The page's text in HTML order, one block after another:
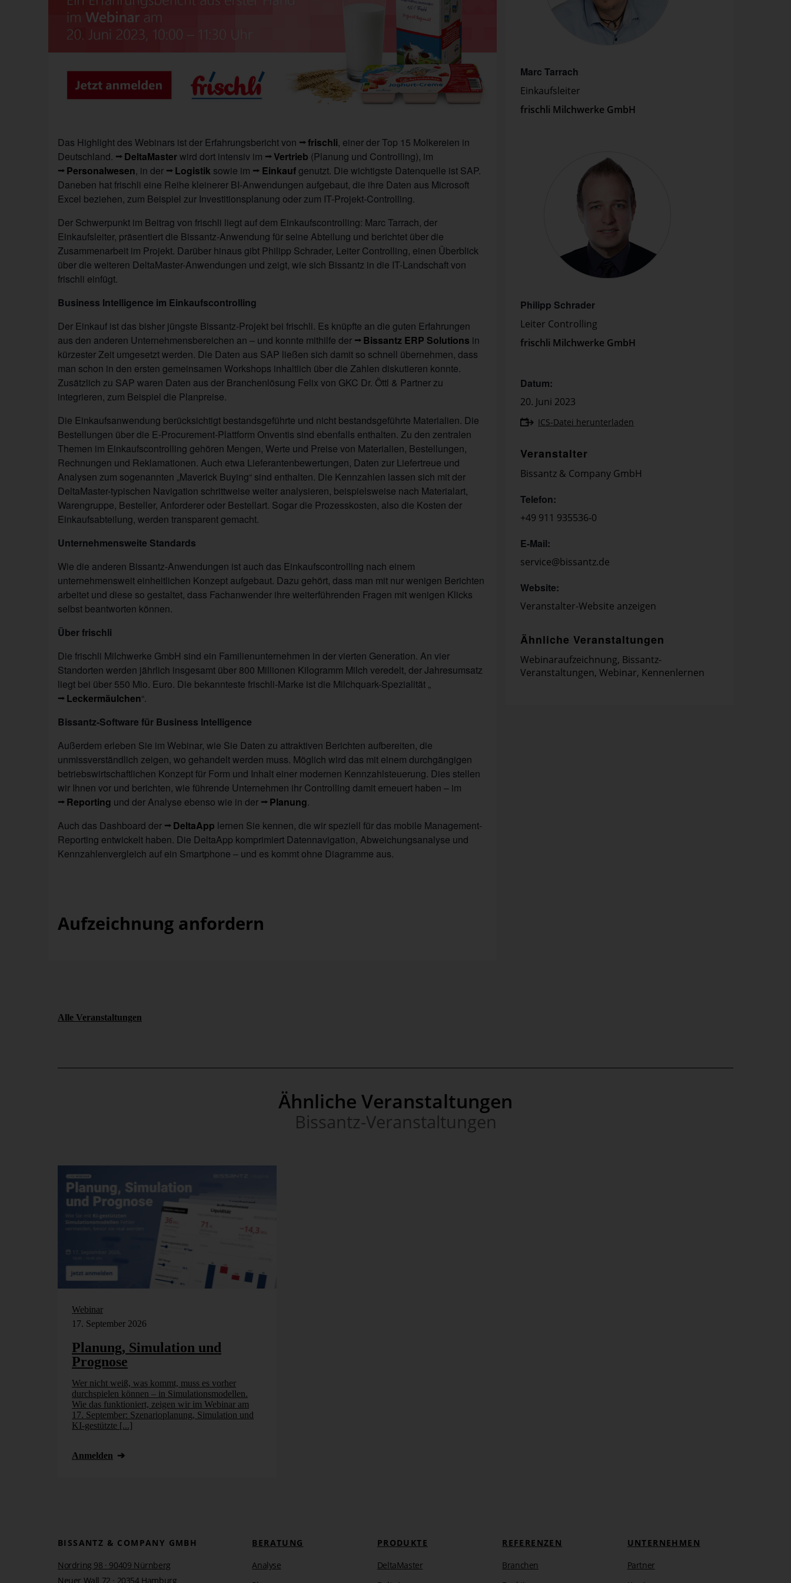
Das Highlight des Webinars ist der Erfahrungsbericht von frischli, einer der Top 15 Molkereien in
Deutschland.
DeltaMasterwird dort intensiv im Vertrieb (Planung und Controlling), im
Personalwesen, in der Logistik sowie im Einkaufgenutzt. Die wichtigste Datenquelle ist SAP.
Daneben hat frischli eine Reihe kleinerer BI-Anwendungen aufgebaut, die ihre Daten aus Microsoft
Excel beziehen, zum Beispiel zur Investitionsplanung oder zum IT-Projekt-Controlling.
Der Schwerpunkt im Beitrag von frischli liegt auf dem Einkaufscontrolling: Marc Tarrach, der
Einkaufsleiter, präsentiert die Bissantz-Anwendung für seine Abteilung und berichtet über die
Zusammenarbeit im Projekt. Darüber hinaus gibt Philipp Schrader, Leiter Controlling, einen Überblick
über die weiteren DeltaMaster-Anwendungen und zeigt, wie sich Bissantz in die IT-Landschaft von
frischli einfügt.
Business Intelligence im Einkaufscontrolling
Der Einkauf ist das bisher jüngste Bissantz-Projekt bei frischli. Es knüpfte an die guten Erfahrungen
aus den anderen Unternehmensbereichen an – und konnte mithilfe der
Bissantz ERP Solutions in
kürzester Zeit umgesetzt werden. Die Daten aus SAP ließen sich damit so schnell übernehmen, dass
man schon in den ersten gemeinsamen Workshops inhaltlich über die Zahlen diskutieren konnte.
Zusätzlich zu SAP waren Daten aus der Branchenlösung Felix von GKC Dr. Öttl & Partner zu
integrieren, zum Beispiel die Planpreise.
Die Einkaufsanwendung berücksichtigt bestandsgeführte und nicht bestandsgeführte Materialien. Die
Bestellungen über die E-Procurement-Plattform Onventis sind ebenfalls enthalten. Zu den zentralen
Themen im Einkaufscontrolling gehören Mengen, Werte und Preise von Materialien, Bestellungen,
Rechnungen und Reklamationen. Auch etwa Lieferantenbewertungen, Daten zur Liefertreue und
Analysen zum sogenannten „Maverick Buying“ sind enthalten. Die Kennzahlen lassen sich mit der
DeltaMaster-typischen Navigation schrittweise weiter analysieren, beispielsweise nach Materialart,
Warengruppe, Besteller, Anforderer oder Bestellart. Sogar die Prozesskosten, also die Kosten der
Einkaufsabteilung, werden transparent gemacht.
Unternehmensweite Standards
Wie die anderen Bissantz-Anwendungen ist auch das Einkaufscontrolling nach einem
unternehmensweit einheitlichen Konzept aufgebaut. Dazu gehört, dass man mit nur wenigen Berichten
arbeitet und diese so gestaltet, dass Fachanwender ihre weiterführenden Fragen mit wenigen Klicks
selbst beantworten können.
Über frischli
Die frischli Milchwerke GmbH sind ein Familienunternehmen in der vierten Generation. An vier
Standorten werden jährlich insgesamt über 800 Millionen Kilogramm Milch veredelt, der Jahresumsatz
liegt bei über 550 Mio. Euro. Die bekannteste frischli-Marke ist die Milchquark-Spezialität „
Leckermäulchen“.
Bissantz-Software für Business Intelligence
Außerdem erleben Sie im Webinar, wie Sie Daten zu attraktiven Berichten aufbereiten, die
unmissverständlich zeigen, wo gehandelt werden muss. Möglich wird das mit einem durchgängigen
betriebswirtschaftlichen Konzept für Form und Inhalt einer modernen Kennzahlsteuerung. Dies stellen
wir Ihnen vor und berichten, wie führende Unternehmen ihr Controlling damit erneuert haben – im
Reporting und der Analyse ebenso wie in der Planung.
Auch das Dashboard der
DeltaApp lernen Sie kennen, die wir speziell für das mobile Management-
Reporting entwickelt haben. Die DeltaApp komprimiert Datennavigation, Abweichungsanalyse und
Kennzahlenvergleich auf ein Smartphone – und es kommt ohne Diagramme aus.
Aufzeichnung anfordern
Marc Tarrach
Einkaufsleiter
frischli Milchwerke GmbH
Philipp Schrader
Leiter Controlling
frischli Milchwerke GmbH
Datum:
20. Juni 2023
ICS-Datei herunterladen
Veranstalter
Bissantz & Company GmbH
Telefon:
+49 911 935536-0
E-Mail:
service@bissantz.de
Website:
Veranstalter-Website anzeigen
Ähnliche Veranstaltungen
Webinaraufzeichnung, Bissantz-
Veranstaltungen,Webinar, Kennenlernen
Alle Veranstaltungen
Ähnliche Veranstaltungen
Bissantz-Veranstaltungen
Webinar
17. September 2026
Planung, Simulation und
Prognose
Wer nicht weiß, was kommt, muss es vorher
durchspielen können – in Simulationsmodellen.
Wie das funktioniert, zeigen wir im Webinar am
17. September: Szenarioplanung, Simulation und
KI-gestützte [...]
Anmelden
BISSANTZ & COMPANY GMBH
Nordring 98 · 90409 Nürnberg
Neuer Wall 72 · 20354 Hamburg
BERATUNG
Analyse
PRODUKTE
DeltaMaster
REFERENZEN
Branchen
UNTERNEHMEN
Partner